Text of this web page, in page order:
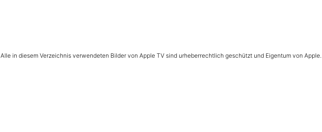
Alle in diesem Verzeichnis verwendeten Bilder von Apple TV sind urheberrechtlich geschützt und Eigentum von Apple.